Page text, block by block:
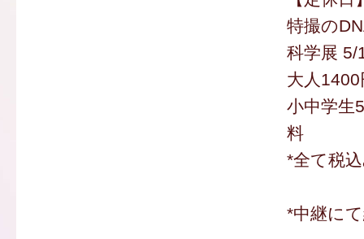
特撮の
科学展 5/
大人
小中学生
料
*全て税
*中継に